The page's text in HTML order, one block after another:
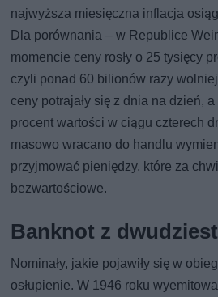
najwyższa miesięczna inflacja
Dla porównania – w Republice
momencie ceny rosły o 25 tysięcy
czyli ponad 60 bilionów razy
ceny potrajały się z dnia na dzień,
procent wartości w ciągu czterech
masowo wracano do handlu
przyjmować pieniędzy, które za
bezwartościowe.
Banknot z
Nominały, jakie pojawiły się w
osłupienie. W 1946 roku